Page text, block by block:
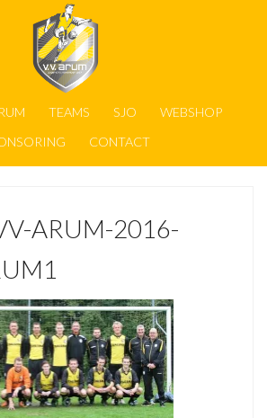
TEAMS SJO
WEBSHOP
CONTACT
ARUM-2016-